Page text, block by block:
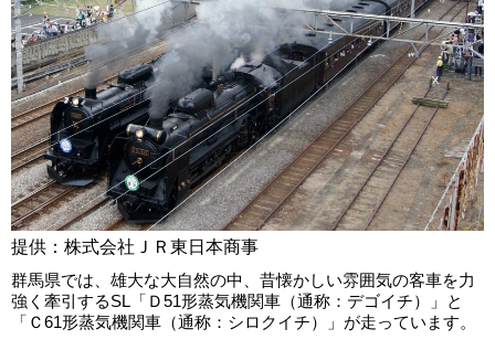
提供：株式会社ＪＲ東日本商事
群馬県では、雄大な大自然の中、昔懐かしい雰囲気の客車を力
強く牽引するSL「Ｄ51形蒸気機関車（通称：デゴイチ）」と
「Ｃ61形蒸気機関車（通称：シロクイチ）」が走っています。